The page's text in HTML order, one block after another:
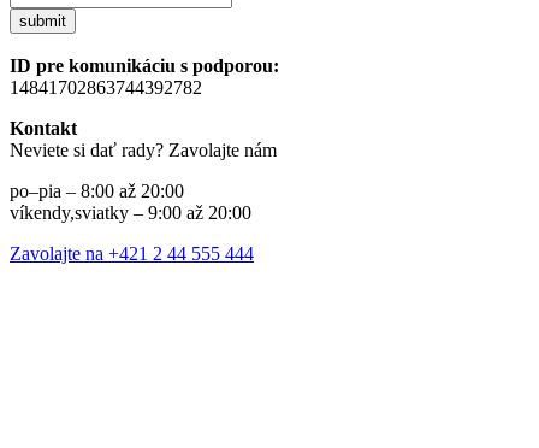
submit
ID pre komunikáciu s podporou:
14841702863744392782
Kontakt
Neviete si dať rady? Zavolajte nám
po–pia – 8:00 až 20:00
víkendy,sviatky – 9:00 až 20:00
Zavolajte na +421 2 44 555 444